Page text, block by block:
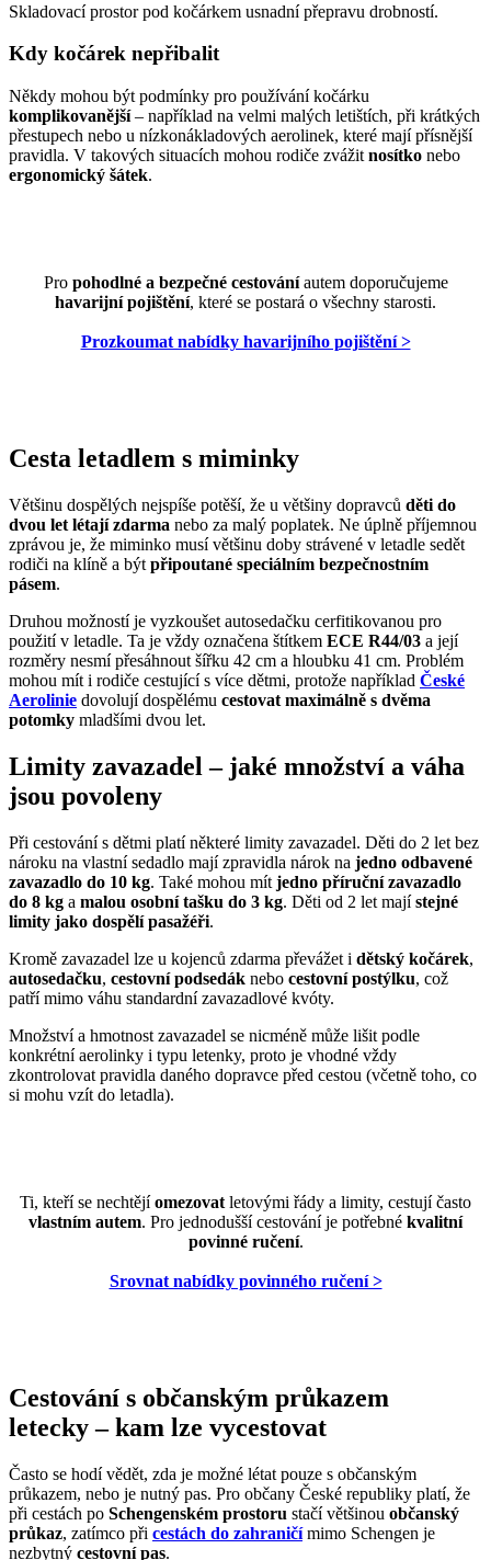
Skladovací prostor pod kočárkem usnadní přepravu drobností.
Kdy kočárek nepřibalit
Někdy mohou být podmínky pro používání kočárku
komplikovanější– například na velmi malých letištích, při krátkých
přestupech nebo u nízkonákladových aerolinek, které mají přísnější
pravidla. V takových situacích mohou rodiče zvážit nosítko nebo
ergonomický šátek.
Pro pohodlné a bezpečné cestováníautem doporučujeme
havarijní pojištění, které se postará o všechny starosti.
Prozkoumat nabídky havarijního pojištění >
Cesta letadlem s miminky
Většinu dospělých nejspíše potěší, že u většiny dopravců děti do
dvou let létají zdarma nebo za malý poplatek. Ne úplně příjemnou
zprávou je, že miminko musí většinu doby strávené v letadle sedět
rodiči na klíně a být připoutané speciálním bezpečnostním
pásem.
Druhou možností je vyzkoušet autosedačku cerfitikovanou pro
použití v letadle. Ta je vždy označena štítkem ECE R44/03 a její
rozměry nesmí přesáhnout šířku 42 cm a hloubku 41 cm. Problém
mohou mít i rodiče cestující s více dětmi, protože například České
Aerolinie dovolují dospělému cestovat maximálně s dvěma
potomky mladšími dvou let.
Limity zavazadel – jaké množství a váha
jsou povoleny
Při cestování s dětmi platí některé limity zavazadel. Děti do 2 let bez
nároku na vlastní sedadlo mají zpravidla nárok na jedno odbavené
zavazadlo do 10 kg. Také mohou mít jedno příruční zavazadlo
do 8 kg a malou osobní tašku do 3 kg. Děti od 2 let majístejné
limity jako dospělí pasažéři.
Kromě zavazadel lze u kojenců zdarma převážet i dětský kočárek,
autosedačku, cestovní podsedák nebo cestovní postýlku, což
patří mimo váhu standardní zavazadlové kvóty.
Množství a hmotnost zavazadel se nicméně může lišit podle
konkrétní aerolinky i typu letenky, proto je vhodné vždy
zkontrolovat pravidla daného dopravce před cestou (včetně toho, co
si mohu vzít do letadla).
Ti, kteří se nechtějíomezovat letovými řády a limity, cestují často
vlastním autem. Pro jednodušší cestování je potřebné kvalitní
povinné ručení.
Srovnat nabídky povinného ručení >
Cestování s občanským průkazem
letecky – kam lze vycestovat
Často se hodí vědět, zda je možné létat pouze s občanským
průkazem, nebo je nutný pas. Pro občany České republiky platí, že
při cestách po Schengenském prostoru stačí většinou občanský
průkaz, zatímco při cestách do zahraničímimo Schengen je
nezbytný cestovní pas.